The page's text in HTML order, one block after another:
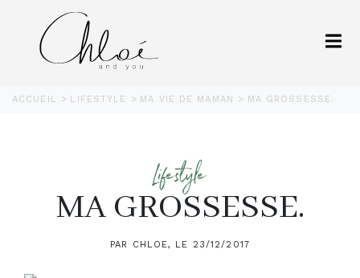
ACCUEIL LIFESTYLE MA VIE DE MAMAN MA GROSSESSE.
Lifestyle
MA GROSSESSE.
PAR CHLOE, LE 23/12/2017